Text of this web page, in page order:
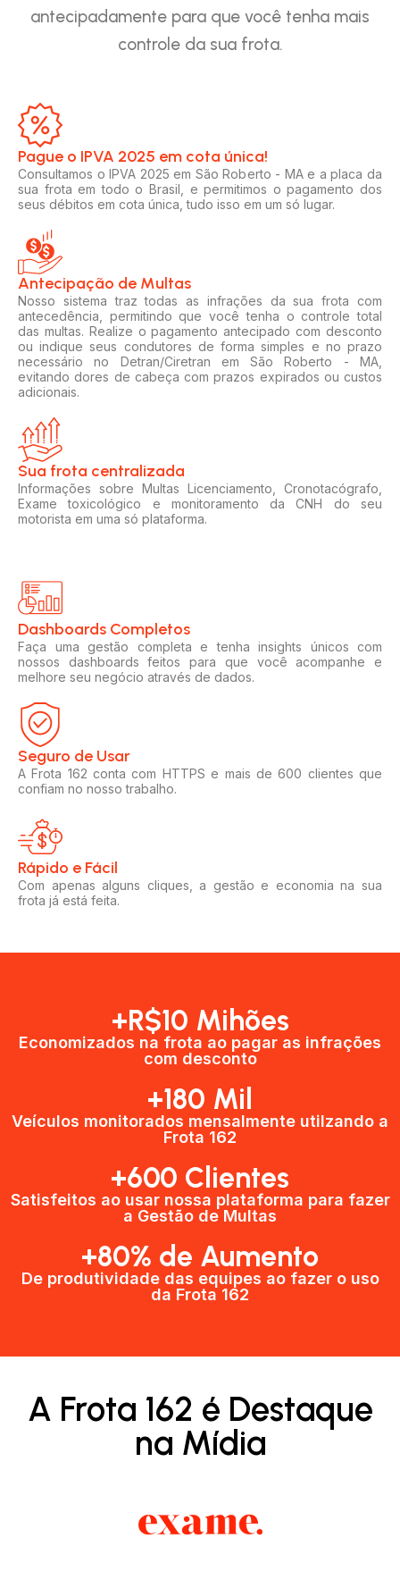
antecipadamente para que você tenha mais
controle da sua frota.
Pague o IPVA 2025 em cota única!​
Consultamos o IPVA 2025 em São Roberto - MA e a placa da
sua frota em todo o Brasil, e permitimos o pagamento dos
seus débitos em cota única, tudo isso em um só lugar.
Antecipação de Multas
Nosso sistema traz todas as infrações da sua frota com
antecedência, permitindo que você tenha o controle total
das multas. Realize o pagamento antecipado com desconto
ou indique seus condutores de forma simples e no prazo
necessário no Detran/Ciretran em São Roberto - MA,
evitando dores de cabeça com prazos expirados ou custos
adicionais.
Sua frota centralizada​
Informações sobre Multas Licenciamento, Cronotacógrafo,
Exame toxicológico e monitoramento da CNH do seu
motorista em uma só plataforma.
Dashboards Completos​​
Faça uma gestão completa e tenha insights únicos com
nossos dashboards feitos para que você acompanhe e
melhore seu negócio através de dados.
Seguro de Usar​
A Frota 162 conta com HTTPS e mais de 600 clientes que
confiam no nosso trabalho.
Rápido e Fácil​
Com apenas alguns cliques, a gestão e economia na sua
frota já está feita.
+R$10 Mihões
Economizados na frota ao pagar as infrações
com desconto
+180 Mil
Veículos monitorados mensalmente utilzando a
Frota 162
+600 Clientes​
Satisfeitos ao usar nossa plataforma para fazer
a Gestão de Multas​
+80% de Aumento
De produtividade das equipes ao fazer o uso
da Frota 162​
A Frota 162 é Destaque
na Mídia